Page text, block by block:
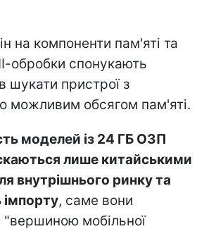
на компоненти пам'яті та
обробки спонукають
шукати пристрої з
можливим обсягом пам'яті.
моделей із 24 ГБ ОЗП
лише китайськими
внутрішнього ринку та
, саме вони
мобільної